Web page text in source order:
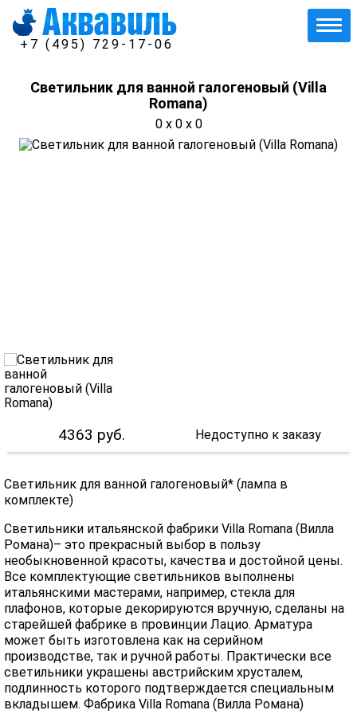
+7 (495) 729-17-06
Светильник для ванной галогеновый (Villa
Romana)
0 x 0 x 0
4363 руб. Недоступно к заказу
Светильник для ванной галогеновый* (лампа в
комплекте)
Светильники итальянской фабрики Villa Romana (Вилла
Романа)– это прекрасный выбор в пользу
необыкновенной красоты, качества и достойной цены.
Все комплектующие светильников выполнены
итальянскими мастерами, например, стекла для
плафонов, которые декорируются вручную, сделаны на
старейшей фабрике в провинции Лацио. Арматура
может быть изготовлена как на серийном
производстве, так и ручной работы. Практически все
светильники украшены австрийским хрусталем,
подлинность которого подтверждается специальным
вкладышем. Фабрика Villa Romana (Вилла Романа)